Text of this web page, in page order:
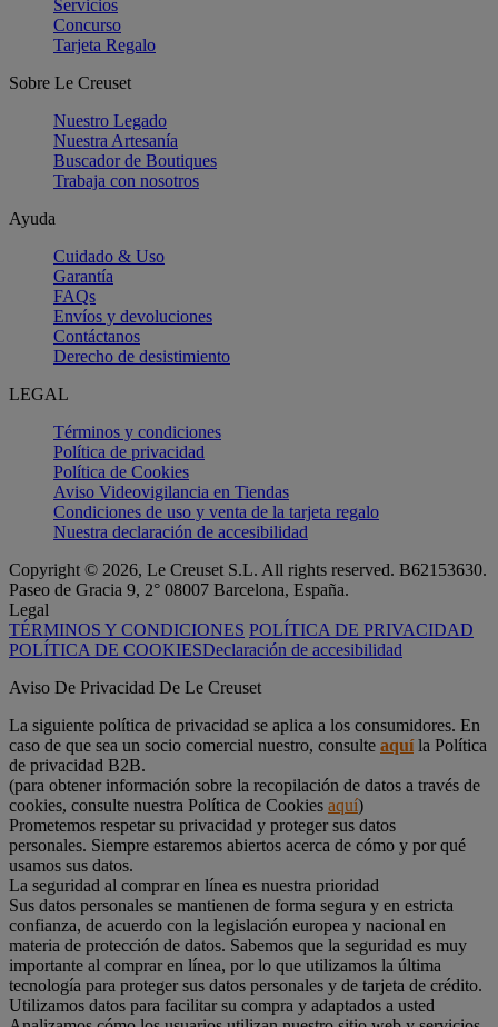
Servicios
Concurso
Tarjeta Regalo
Sobre Le Creuset
Nuestro Legado
Nuestra Artesanía
Buscador de Boutiques
Trabaja con nosotros
Ayuda
Cuidado & Uso
Garantía
FAQs
Envíos y devoluciones
Contáctanos
Derecho de desistimiento
LEGAL
Términos y condiciones
Política de privacidad
Política de Cookies
Aviso Videovigilancia en Tiendas
Condiciones de uso y venta de la tarjeta regalo
Nuestra declaración de accesibilidad
Copyright © 2026, Le Creuset S.L. All rights reserved. B62153630.
Paseo de Gracia 9, 2° 08007 Barcelona, España.
Legal
TÉRMINOS Y CONDICIONES POLÍTICA DE PRIVACIDAD
POLÍTICA DE COOKIESDeclaración de accesibilidad
Aviso De Privacidad De Le Creuset
La siguiente política de privacidad se aplica a los consumidores. En
caso de que sea un socio comercial nuestro, consulte aquíla Política
de privacidad B2B.
(para obtener información sobre la recopilación de datos a través de
cookies, consulte nuestra Política de Cookies aquí)
Prometemos respetar su privacidad y proteger sus datos
personales. Siempre estaremos abiertos acerca de cómo y por qué
usamos sus datos.
La seguridad al comprar en línea es nuestra prioridad
Sus datos personales se mantienen de forma segura y en estricta
confianza, de acuerdo con la legislación europea y nacional en
materia de protección de datos. Sabemos que la seguridad es muy
importante al comprar en línea, por lo que utilizamos la última
tecnología para proteger sus datos personales y de tarjeta de crédito.
Utilizamos datos para facilitar su compra y adaptados a usted